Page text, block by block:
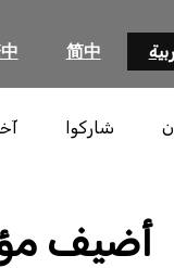
简中
شاركوا
أضيف